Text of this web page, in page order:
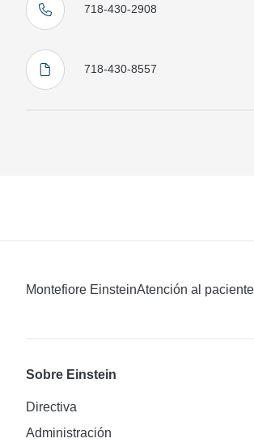
718-430-2908
718-430-8557
Montefiore EinsteinAtención al paciente
Sobre Einstein
Directiva
Administración